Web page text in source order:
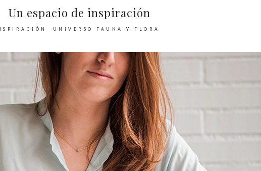
Un espacio de inspiración
UNIVERSO FAUNA Y FLORA